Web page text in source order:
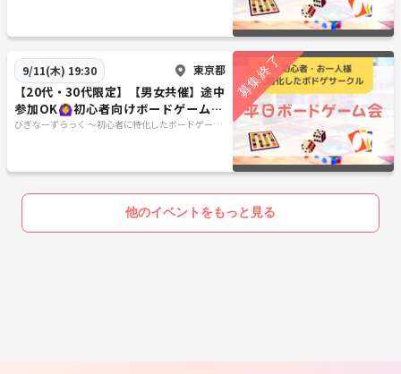
9/11(木) 19:30 東京都
【20代・30代限定】【男女共催】途中
参加OK🙆‍♀️初心者向けボードゲーム会
@秋葉原
びぎなーずらっく ～初心者に特化したボードゲーム
他のイベントをもっと見る